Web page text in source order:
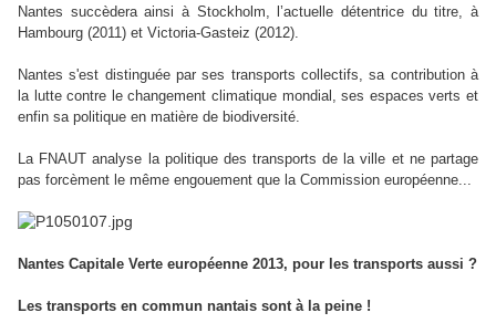
Nantes succèdera ainsi à Stockholm, l’actuelle détentrice du titre, à
Hambourg (2011) et Victoria-Gasteiz (2012).
Nantes s'est distinguée par ses transports collectifs, sa contribution à
la lutte contre le changement climatique mondial, ses espaces verts et
enfin sa politique en matière de biodiversité.
La FNAUT analyse la politique des transports de la ville et ne partage
pas forcèment le même engouement que la Commission européenne...
Nantes Capitale Verte européenne 2013, pour les transports aussi ?
Les transports en commun nantais sont à la peine !